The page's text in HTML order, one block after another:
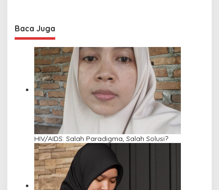
Baca Juga
HIV/AIDS: Salah Paradigma, Salah Solusi?